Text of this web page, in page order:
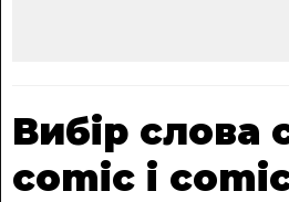
Вибір слова
comic і